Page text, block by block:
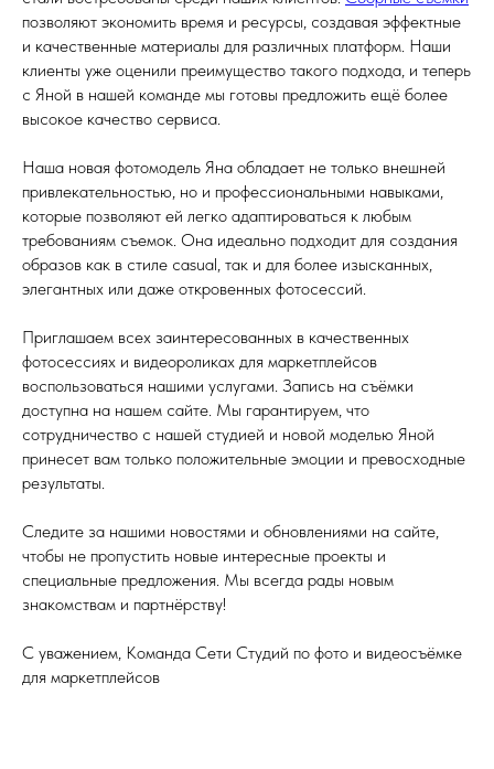
позволяют экономить время и ресурсы, создавая эффектные
и качественные материалы для различных платформ. Наши
клиенты уже оценили преимущество такого подхода, и теперь
с Яной в нашей команде мы готовы предложить ещё более
высокое качество сервиса.
Наша новая фотомодель Яна обладает не только внешней
привлекательностью, но и профессиональными навыками,
которые позволяют ей легко адаптироваться к любым
требованиям съемок. Она идеально подходит для создания
образов как в стиле casual, так и для более изысканных,
элегантных или даже откровенных фотосессий.
Приглашаем всех заинтересованных в качественных
фотосессиях и видеороликах для маркетплейсов
воспользоваться нашими услугами. Запись на съёмки
доступна на нашем сайте. Мы гарантируем, что
сотрудничество с нашей студией и новой моделью Яной
принесет вам только положительные эмоции и превосходные
результаты.
Следите за нашими новостями и обновлениями на сайте,
чтобы не пропустить новые интересные проекты и
специальные предложения. Мы всегда рады новым
знакомствам и партнёрству!
С уважением, Команда Сети Студий по фото и видеосъёмке
для маркетплейсов